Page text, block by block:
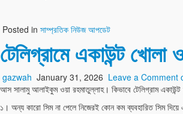
Posted in সাম্প্রতিক নিউজ আপডেট
টেলিগ্রামে একাউন্ট খোলা
gazwah January 31, 2026 Leave a Comment
আস সালামু আলাইকুম ওয়া রহমাতুল্লাহ। কিভাবে টেলিগ্রাম
১। অন্য কারো সিম না পেলে নিজেরই কোন কম ব্যবহারিত সিম